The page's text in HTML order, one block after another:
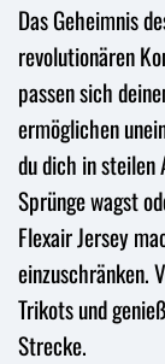
Das Geheimnis
revolutionären
passen sich
ermöglichen
du dich in steilen
Sprünge wagst
Flexair Jersey
einzuschränken.
Trikots und
Strecke.